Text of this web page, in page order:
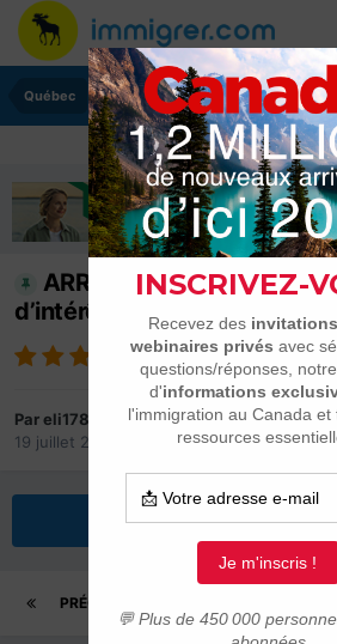
Québec
ARRIMA: les candidats à
d’intérêt
Pareli1789
19 juillet 2018
Québec
Répondre à ce
PRÉCÉDENT